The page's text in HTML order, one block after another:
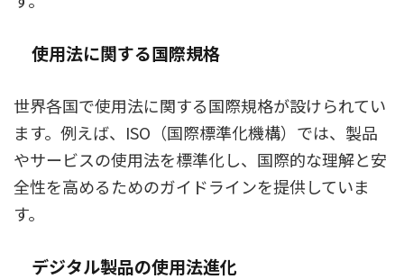
使用法に関する国際規格
世界各国で使用法に関する国際規格が設けられてい
ます。例えば、ISO（国際標準化機構）では、製品
やサービスの使用法を標準化し、国際的な理解と安
全性を高めるためのガイドラインを提供していま
す。
デジタル製品の使用法進化